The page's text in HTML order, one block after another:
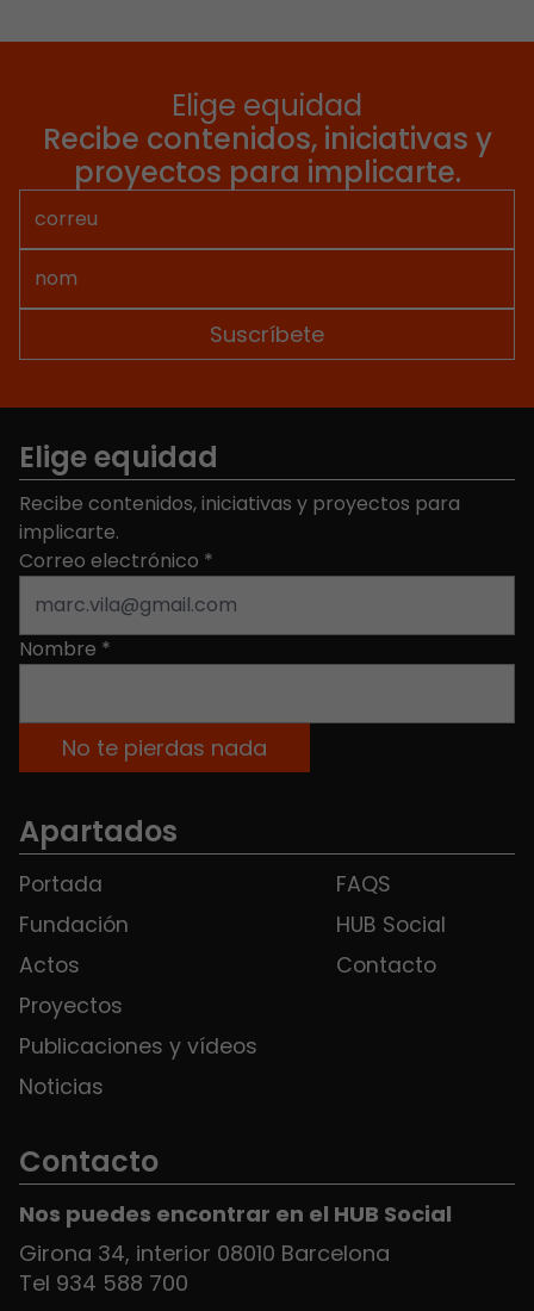
Elige equidad
Recibe contenidos, iniciativas y
proyectos para implicarte.
Elige equidad
Recibe contenidos, iniciativas y proyectos para
implicarte.
Correo electrónico *
Nombre *
Apartados
Portada
Fundación
Actos
Proyectos
Publicaciones y vídeos
Noticias
FAQS
HUB Social
Contacto
Contacto
Nos puedes encontrar en el HUB Social
Girona 34, interior 08010 Barcelona
Tel 934 588 700